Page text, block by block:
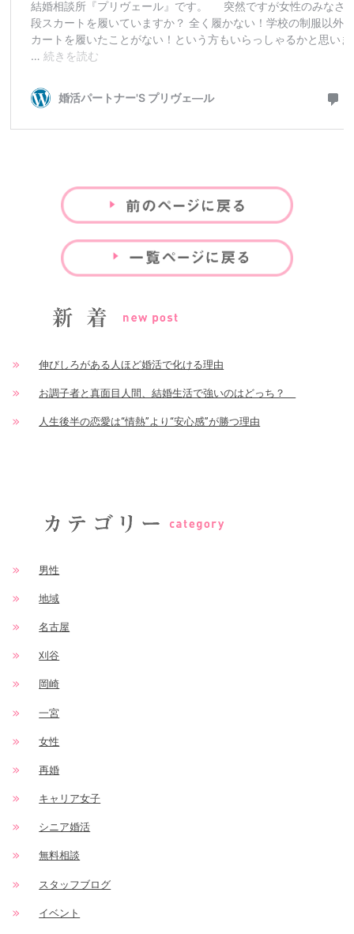
伸びしろがある人ほど婚活で化ける理由
お調子者と真面目人間、結婚生活で強いのはどっち？
人生後半の恋愛は“情熱”より“安心感”が勝つ理由
男性
地域
名古屋
刈谷
岡崎
一宮
女性
再婚
キャリア女子
シニア婚活
無料相談
スタッフブログ
イベント